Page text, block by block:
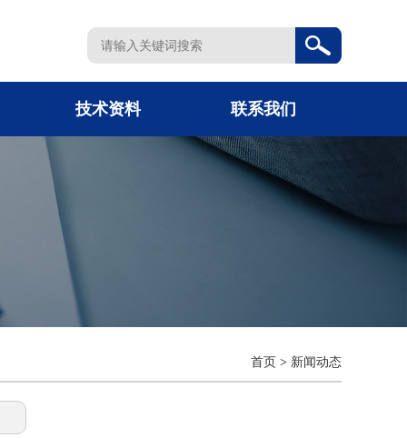
技术资料 联系我们
首页 > 新闻动态